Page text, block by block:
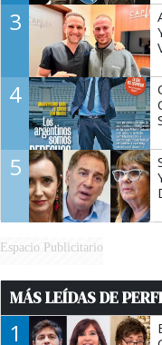
3
4
5
Espacio Publicitario
MÁS LEÍDAS DE
1